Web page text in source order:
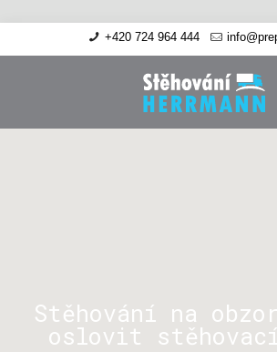
+420 724 964 444
Stěhování na
oslovit